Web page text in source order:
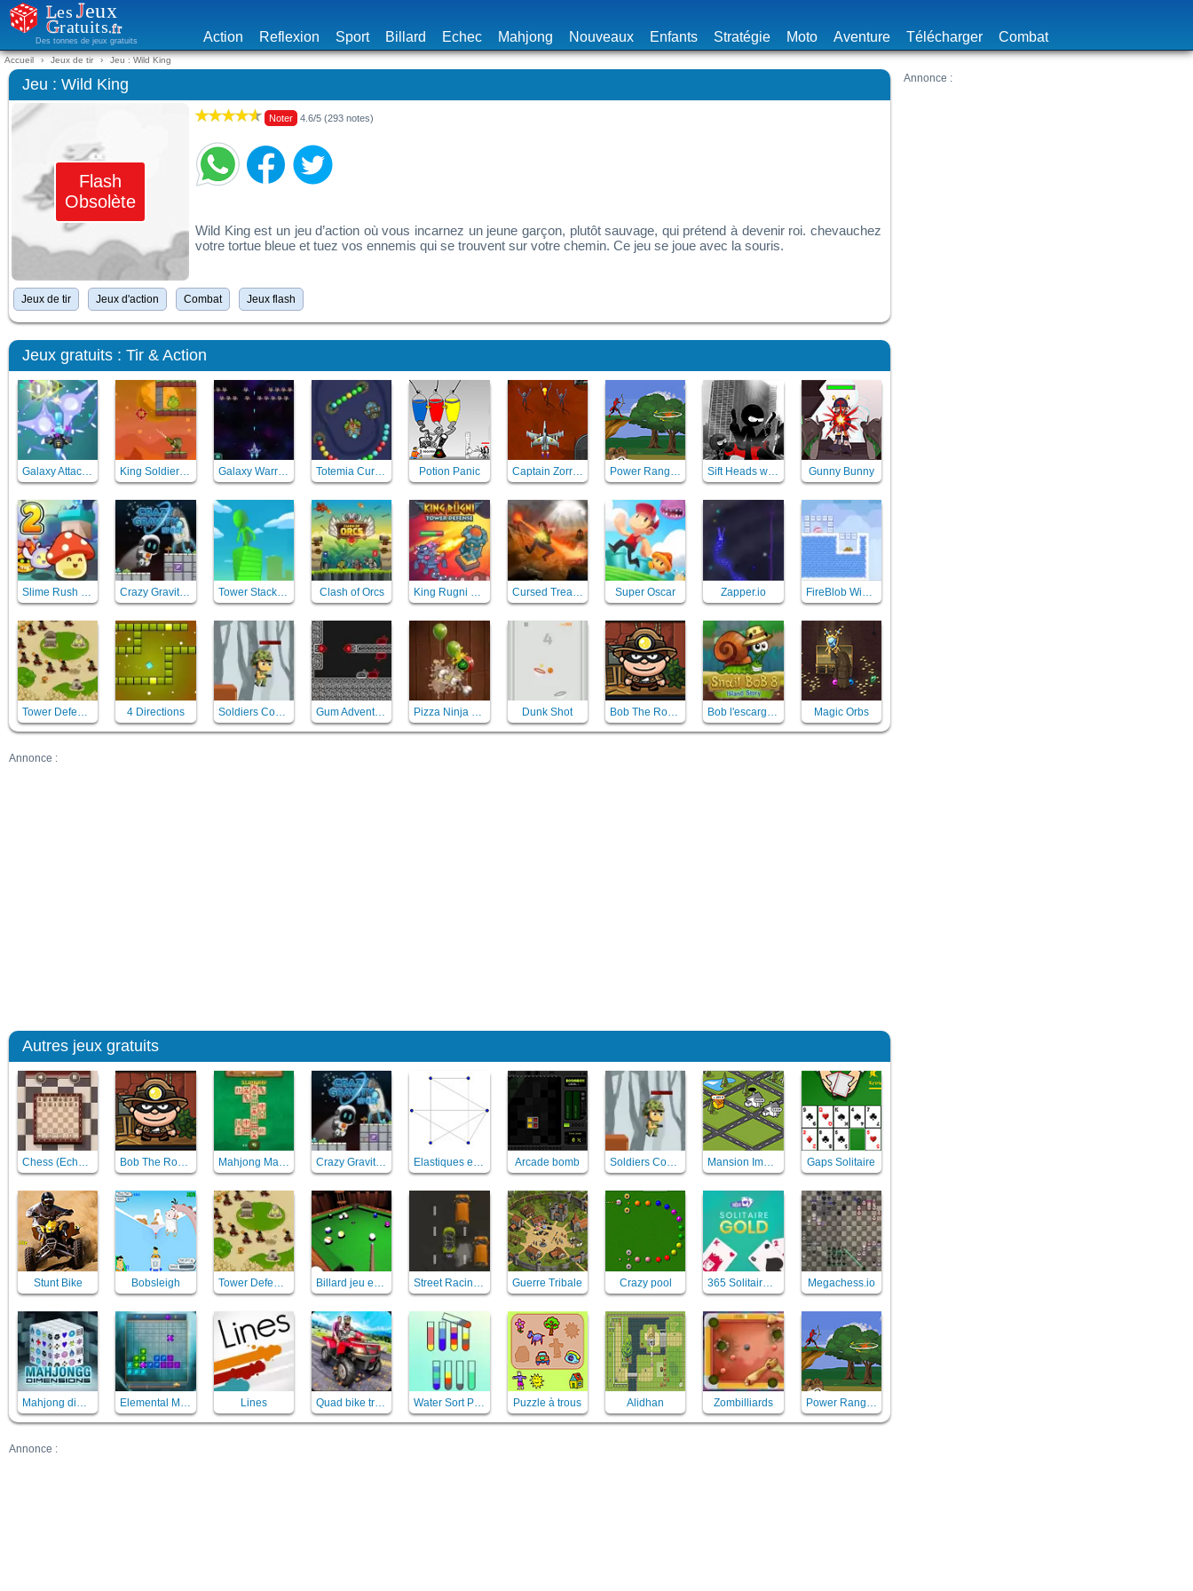
Des tonnes de jeux gratuits Action Reflexion Sport Billard Echec Mahjong Nouveaux Enfants Stratégie Moto Aventure Télécharger Combat
Accueil Jeux de tir Jeu : Wild King
Jeu : Wild King
Flash
Obsolète
Noter 4.6/5 (293 notes)
Wild King est un jeu d’action où vous incarnez un jeune garçon, plutôt sauvage, qui prétend à devenir roi. chevauchez
votre tortue bleue et tuez vos ennemis qui se trouvent sur votre chemin. Ce jeu se joue avec la souris.
Jeux de tir Jeux d'action Combat Jeux flash
Jeux gratuits : Tir & Action
Galaxy Attack Virus Shooter King Soldiers 2 Galaxy Warriors Totemia Cursed Marbles Potion Panic Captain Zorro - sauver mars Power Rangers Samurai Bow Sift Heads world - Act 3 Gunny Bunny
Crazy Gravity Space Tower Stack Slip Clash of Orcs Super Oscar Zapper.io
Tower Defense 4 Directions Soldiers Combat Gum Adventures Pizza Ninja Mania Dunk Shot Bob The Robber 5 Temple Adventure Bob l'escargot 8 Magic Orbs
Autres jeux gratuits
Chess (Echecs) Bob The Robber 5 Temple Adventure Mahjong Master 2 Crazy Gravity Space Elastiques en folie Arcade bomb Soldiers Combat Mansion Impossible - immobilier Gaps Solitaire
Stunt Bike Bobsleigh Guerre Tribale Crazy pool Megachess.io
Mahjong dimensions 3D Elemental Magic Puzzle Lines Quad bike traffic racing mania Water Sort Puzzle Puzzle à trous Alidhan Zombilliards Power Rangers Samurai Bow